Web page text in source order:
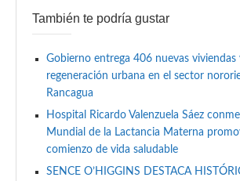
También te podría gustar
Gobierno entrega 406 nuevas viviendas
regeneración urbana en el sector
Rancagua
Hospital Ricardo Valenzuela Sáez
Mundial de la Lactancia Materna
comienzo de vida saludable
SENCE O’HIGGINS DESTACA